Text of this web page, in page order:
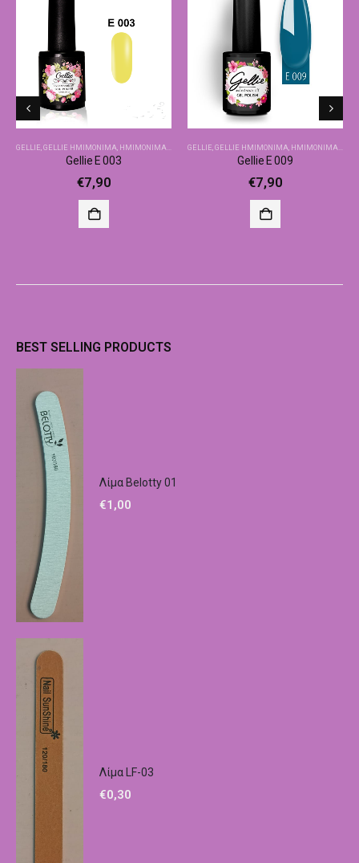
GELLIE GELLIE ΗΜΙΜΌΝΙΜΑ ΗΜΙΜΌΝΙΜΑ-ΒΑΣΙΚΆ ΧΡΏΜΑΤΑ
Gellie E 003
€7,90
GELLIE GELLIE ΗΜΙΜΌΝΙΜΑ ΗΜΙΜΌΝΙΜΑ-ΒΑΣΙΚΆ ΧΡΏΜΑΤΑ
Gellie E 009
€7,90
BEST SELLING PRODUCTS
Λίμα Belotty 01
€1,00
Λίμα LF-03
€0,30